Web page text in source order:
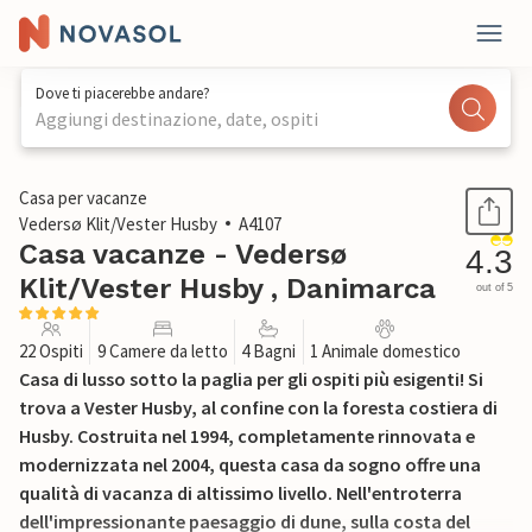
Dove ti piacerebbe andare?
Aggiungi destinazione, date, ospiti
1 / 45
Casa per vacanze
Vedersø Klit/Vester Husby
A4107
Casa vacanze - Vedersø
Klit/Vester Husby , Danimarca
4.3
out of 5
22 Ospiti 9 Camere da letto 4 Bagni 1 Animale domestico
Casa di lusso sotto la paglia per gli ospiti più esigenti! Si
trova a Vester Husby, al confine con la foresta costiera di
Husby. Costruita nel 1994, completamente rinnovata e
modernizzata nel 2004, questa casa da sogno offre una
qualità di vacanza di altissimo livello. Nell'entroterra
dell'impressionante paesaggio di dune, sulla costa del